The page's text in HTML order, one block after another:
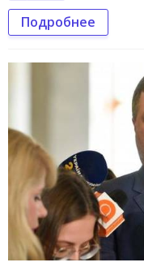
Подробнее